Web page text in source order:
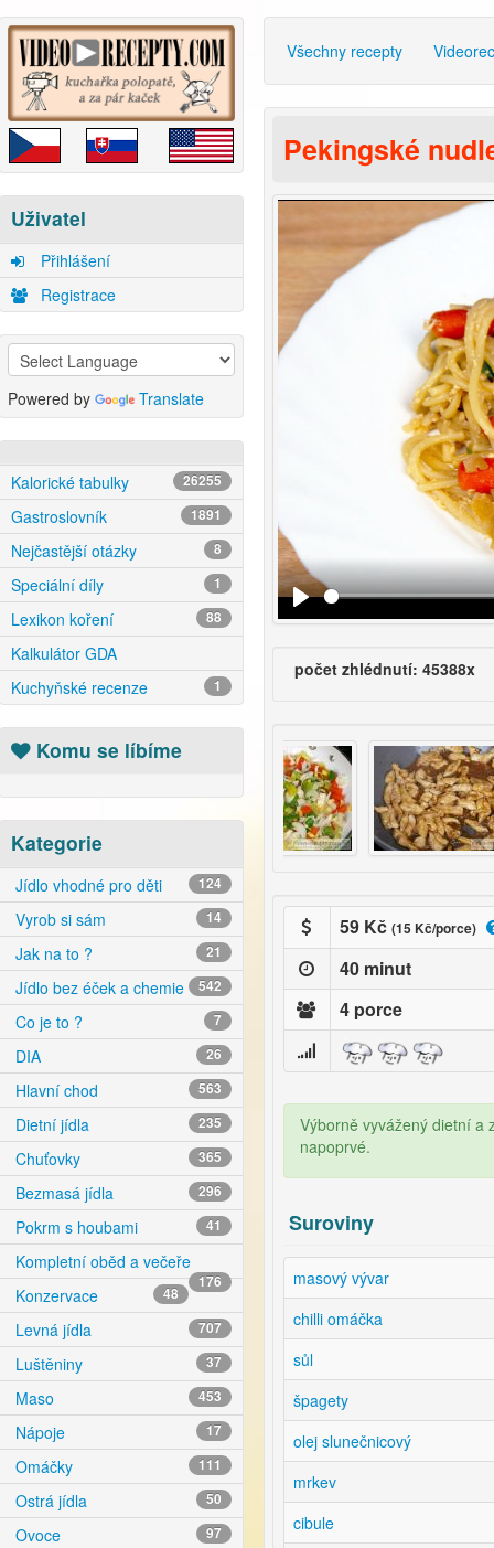
Uživatel
Přihlášení
Registrace
Powered by Translate
Kalorické tabulky 26255
Gastroslovník 1891
Nejčastější otázky 8
Speciální díly 1
Lexikon koření 88
Kalkulátor GDA
Kuchyňské recenze
1
Komu se líbíme
Kategorie
Jídlo vhodné pro děti 124
Vyrob si sám 14
Jak na to ? 21
Jídlo bez éček a chemie 542
Co je to ? 7
DIA 26
Hlavní chod 563
Dietní jídla 235
Chuťovky 365
Bezmasá jídla 296
Pokrm s houbami 41
Kompletní oběd a večeře
176
Konzervace 48
Levná jídla 707
Luštěniny 37
Maso 453
Nápoje 17
Omáčky 111
Ostrá jídla 50
Ovoce 97
Všechny recepty
Pekingské
počet zhlédnutí: 45388x
59 Kč (15 Kč/porce)
40 minut
4 porce
Výborně vyvážený dietní a
napoprvé.
Suroviny
masový vývar
chilli omáčka
sůl
špagety
olej slunečnicový
mrkev
cibule